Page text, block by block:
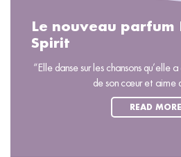
Le nouveau parfum
Spirit
“Elle danse sur les chansons qu’elle
de son cœur et aime
READ MORE